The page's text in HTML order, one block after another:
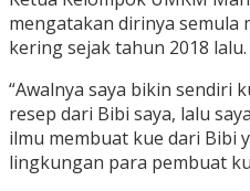
mengatakan dirinya semula
kering sejak tahun 2018 lalu.
“Awalnya saya bikin sendiri
resep dari Bibi saya, lalu
ilmu membuat kue dari Bibi
lingkungan para pembuat